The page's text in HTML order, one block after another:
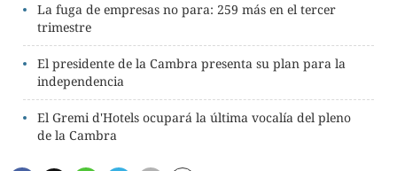
La fuga de empresas no para: 259 más en el tercer
trimestre
El presidente de la Cambra presenta su plan para la
independencia
El Gremi d'Hotels ocupará la última vocalía del pleno
de la Cambra